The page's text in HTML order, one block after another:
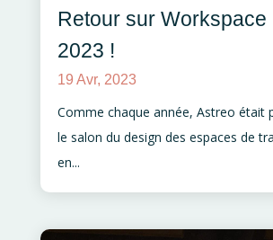
Retour sur Workspace
2023 !
19 Avr, 2023
Comme chaque année, Astreo était
le salon du design des espaces de
en...